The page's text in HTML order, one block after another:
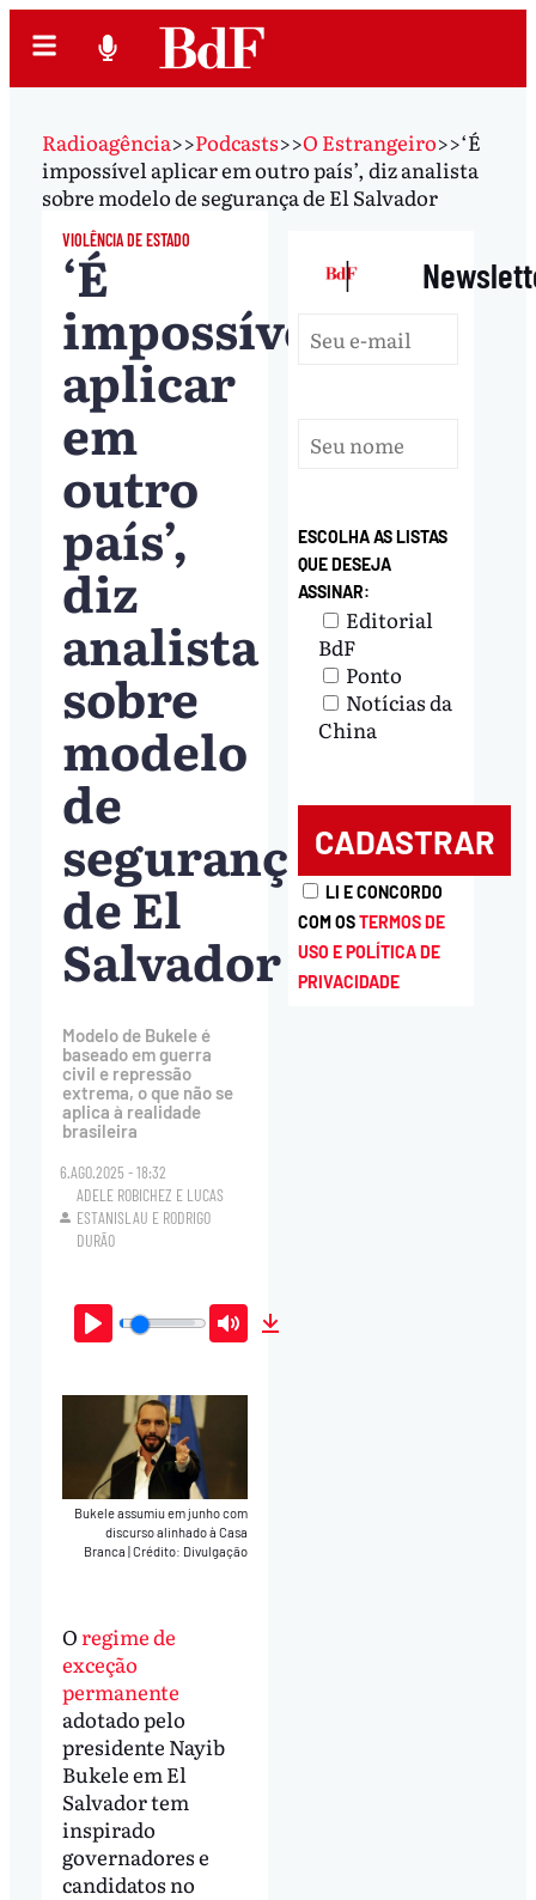
Radioagência>>Podcasts>>O Estrangeiro>>‘É
impossível aplicar em outro país’, diz analista
sobre modelo de segurança de El Salvador
VIOLÊNCIA DE ESTADO
‘É
impossível
aplicar
em
outro
país’,
diz
analista
sobre
modelo
de
segurança
de El
Salvador
Modelo de Bukele é
baseado em guerra
civil e repressão
extrema, o que não se
aplica à realidade
brasileira
6.AGO.2025 - 18:32
ADELE ROBICHEZ E LUCAS
ESTANISLAU E RODRIGO
DURÃO
Play Mute
Bukele assumiu em junho com
discurso alinhado à Casa
Branca Crédito: Divulgação
O regime de
exceção
permanente
adotado pelo
presidente Nayib
Bukele em El
Salvador tem
inspirado
governadores e
candidatos no
|
ESCOLHA AS LISTAS
QUE DESEJA
ASSINAR:
Editorial
BdF
Ponto
Notícias da
China
LI E CONCORDO
COM OSTERMOS DE
USO E POLÍTICA DE
PRIVACIDADE